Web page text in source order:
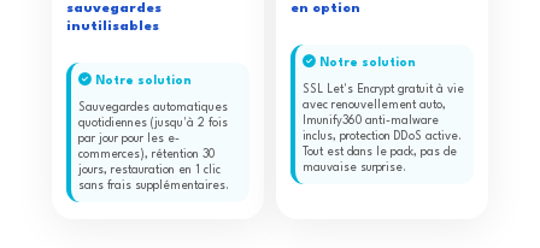
sauvegardes
inutilisables
Notre solution
Sauvegardes automatiques
quotidiennes (jusqu'à 2 fois
par jour pour les e-
commerces), rétention 30
jours, restauration en 1 clic
sans frais supplémentaires.
en option
Notre solution
SSL Let's Encrypt gratuit à vie
avec renouvellement auto,
Imunify360 anti-malware
inclus, protection DDoS active.
Tout est dans le pack, pas de
mauvaise surprise.